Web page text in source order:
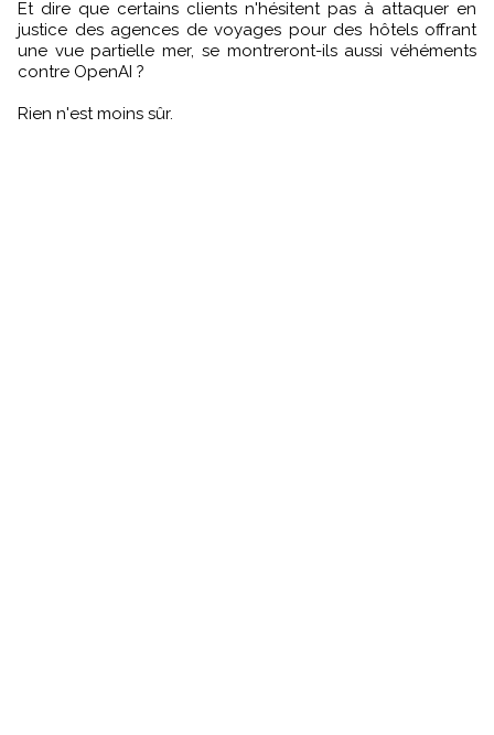
Et dire que certains clients n'hésitent pas à attaquer en
justice des agences de voyages pour des hôtels offrant
une vue partielle mer, se montreront-ils aussi véhéments
contre OpenAI ?
Rien n'est moins sûr.